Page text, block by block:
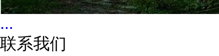
...
联系我们